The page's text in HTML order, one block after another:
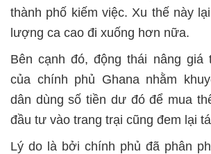
thành phố kiếm việc. Xu thế này
lượng ca cao đi xuống hơn nữa.
Bên cạnh đó, động thái nâng giá
của chính phủ Ghana nhằm
dân dùng số tiền dư đó để mua
đầu tư vào trang trại cũng đem lại
Lý do là bởi chính phủ đã phân